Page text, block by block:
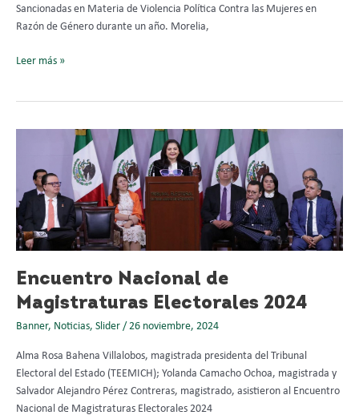
Sancionadas en Materia de Violencia Política Contra las Mujeres en
Razón de Género durante un año. Morelia,
Leer más »
Encuentro Nacional de
Magistraturas Electorales 2024
Banner, Noticias, Slider / 26 noviembre, 2024
Alma Rosa Bahena Villalobos, magistrada presidenta del Tribunal
Electoral del Estado (TEEMICH); Yolanda Camacho Ochoa, magistrada y
Salvador Alejandro Pérez Contreras, magistrado, asistieron al Encuentro
Nacional de Magistraturas Electorales 2024
Magistraturas
Electorales
2024